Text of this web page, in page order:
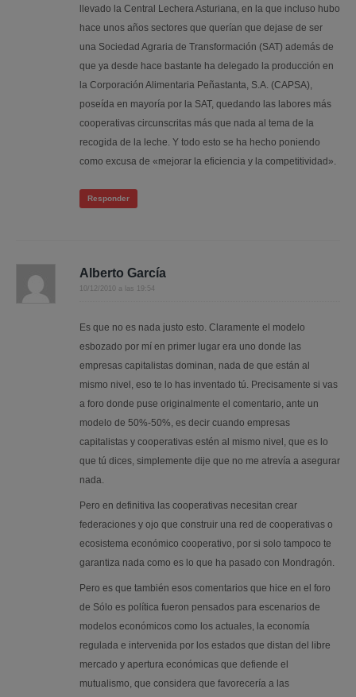
llevado la Central Lechera Asturiana, en la que incluso hubo
hace unos años sectores que querían que dejase de ser
una Sociedad Agraria de Transformación (SAT) además de
que ya desde hace bastante ha delegado la producción en
la Corporación Alimentaria Peñastanta, S.A. (CAPSA),
poseída en mayoría por la SAT, quedando las labores más
cooperativas circunscritas más que nada al tema de la
recogida de la leche. Y todo esto se ha hecho poniendo
como excusa de «mejorar la eficiencia y la competitividad».
Responder
Alberto García
10/12/2010 a las 19:54
Es que no es nada justo esto. Claramente el modelo
esbozado por mí en primer lugar era uno donde las
empresas capitalistas dominan, nada de que están al
mismo nivel, eso te lo has inventado tú. Precisamente si vas
a foro donde puse originalmente el comentario, ante un
modelo de 50%-50%, es decir cuando empresas
capitalistas y cooperativas estén al mismo nivel, que es lo
que tú dices, simplemente dije que no me atrevía a asegurar
nada.
Pero en definitiva las cooperativas necesitan crear
federaciones y ojo que construir una red de cooperativas o
ecosistema económico cooperativo, por si solo tampoco te
garantiza nada como es lo que ha pasado con Mondragón.
Pero es que también esos comentarios que hice en el foro
de Sólo es política fueron pensados para escenarios de
modelos económicos como los actuales, la economía
regulada e intervenida por los estados que distan del libre
mercado y apertura económicas que defiende el
mutualismo, que considera que favorecería a las